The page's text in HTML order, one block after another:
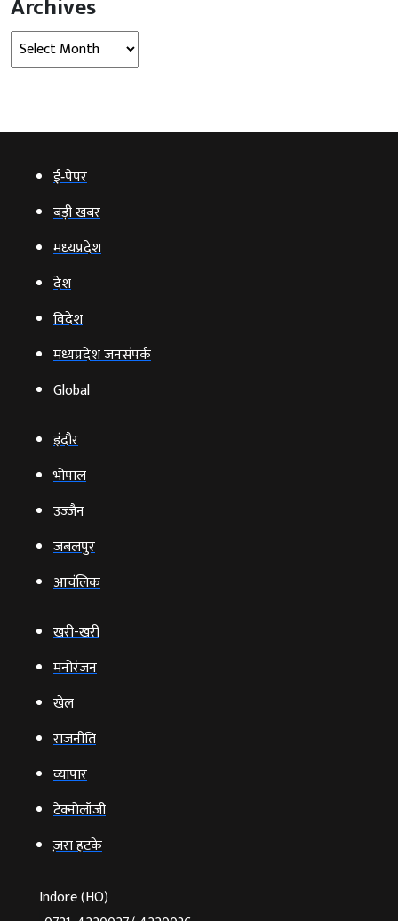
Archives
ई‑पेपर
बड़ी खबर
मध्‍यप्रदेश
देश
विदेश
मध्यप्रदेश जनसंपर्क
Global
इंदौर
भोपाल
उज्‍जैन
जबलपुर
आचंलिक
खरी-खरी
मनोरंजन
खेल
राजनीति
व्‍यापार
टेक्‍नोलॉजी
ज़रा हटके
Indore (HO)